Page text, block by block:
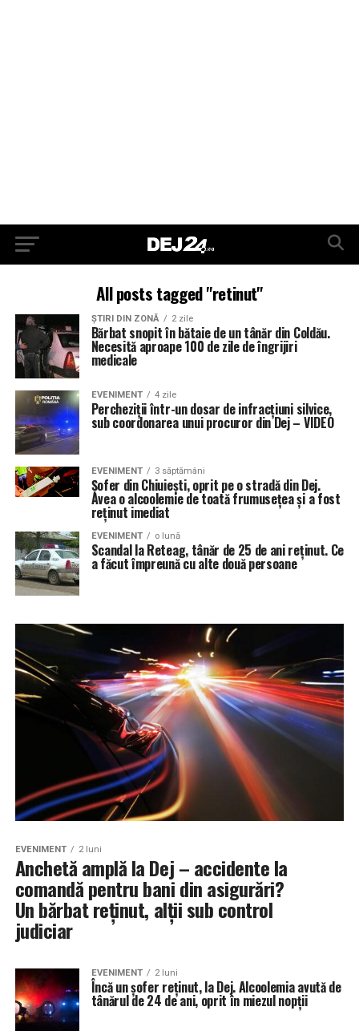
All posts tagged "retinut"
ŞTIRI DIN ZONĂ 2 zile
Bărbat snopit în bătaie de un tânăr din Coldău.
Necesită aproape 100 de zile de îngrijiri
medicale
EVENIMENT 4 zile
Percheziții într-un dosar de infracțiuni silvice,
sub coordonarea unui procuror din Dej – VIDEO
EVENIMENT 3 săptămâni
Șofer din Chiuiești, oprit pe o stradă din Dej.
Avea o alcoolemie de toată frumusețea și a fost
reținut imediat
EVENIMENT o lună
Scandal la Reteag, tânăr de 25 de ani reținut. Ce
a făcut împreună cu alte două persoane
EVENIMENT 2 luni
Anchetă amplă la Dej – accidente la
comandă pentru bani din asigurări?
Un bărbat reținut, alții sub control
judiciar
EVENIMENT 2 luni
Încă un șofer reținut, la Dej. Alcoolemia avută de
tânărul de 24 de ani, oprit în miezul nopții